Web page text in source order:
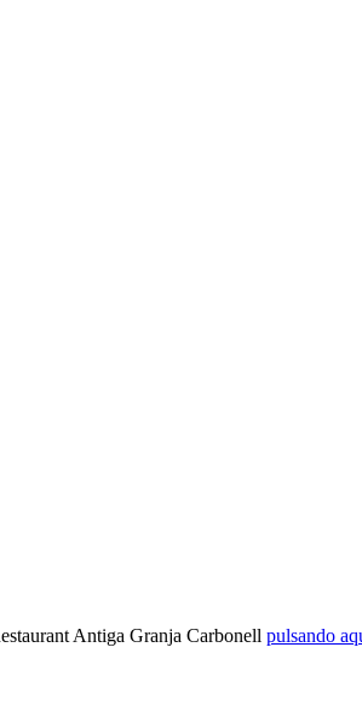
Antiga Granja Carbonell pulsando